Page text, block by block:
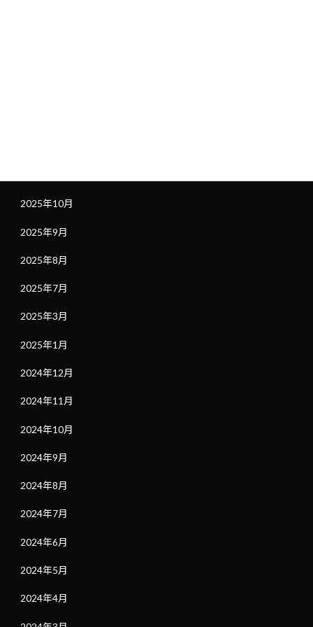
2025年10月
2025年9月
2025年8月
2025年7月
2025年3月
2025年1月
2024年12月
2024年11月
2024年10月
2024年9月
2024年8月
2024年7月
2024年6月
2024年5月
2024年4月